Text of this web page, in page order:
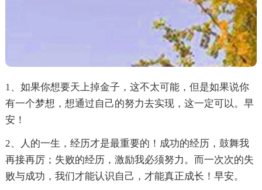
1、如果你想要天上掉金子，这不太可能，但是如果说你
有一个梦想，想通过自己的努力去实现，这一定可以。早
安！
2、人的一生，经历才是最重要的！成功的经历，鼓舞我
再接再厉；失败的经历，激励我必须努力。而一次次的失
败与成功，我们才能认识自己，才能真正成长！早安。